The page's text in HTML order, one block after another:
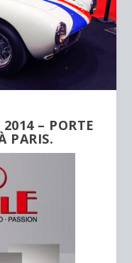
2014– PORTE
PARIS.